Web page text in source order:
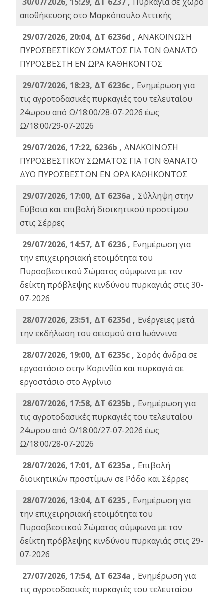
αποθήκευσης στο Μαρκόπουλο Αττικής
29/07/2026, 20:04, ΔΤ 6236d , ΑΝΑΚΟΙΝΩΣΗ
ΠΥΡΟΣΒΕΣΤΙΚΟΥ ΣΩΜΑΤΟΣ ΓΙΑ ΤΟΝ ΘΑΝΑΤΟ
ΠΥΡΟΣΒΕΣΤΗ ΕΝ ΩΡΑ ΚΑΘΗΚΟΝΤΟΣ
29/07/2026, 18:23, ΔΤ 6236c , Ενημέρωση για
τις αγροτοδασικές πυρκαγιές του τελευταίου
24ωρου από Ω/18:00/28-07-2026 έως
Ω/18:00/29-07-2026
29/07/2026, 17:22, 6236b , ΑΝΑΚΟΙΝΩΣΗ
ΠΥΡΟΣΒΕΣΤΙΚΟΥ ΣΩΜΑΤΟΣ ΓΙΑ ΤΟΝ ΘΑΝΑΤΟ
ΔΥΟ ΠΥΡΟΣΒΕΣΤΩΝ ΕΝ ΩΡΑ ΚΑΘΗΚΟΝΤΟΣ
29/07/2026, 17:00, ΔΤ 6236a , Σύλληψη στην
Εύβοια και επιβολή διοικητικού προστίμου
στις Σέρρες
29/07/2026, 14:57, ΔΤ 6236 , Ενημέρωση για
την επιχειρησιακή ετοιμότητα του
Πυροσβεστικού Σώματος σύμφωνα με τον
δείκτη πρόβλεψης κινδύνου πυρκαγιάς στις 30-
07-2026
28/07/2026, 23:51, ΔΤ 6235d , Ενέργειες μετά
την εκδήλωση του σεισμού στα Ιωάννινα
28/07/2026, 19:00, ΔΤ 6235c , Σορός άνδρα σε
εργοστάσιο στην Κορινθία και πυρκαγιά σε
εργοστάσιο στο Αγρίνιο
28/07/2026, 17:58, ΔΤ 6235b , Ενημέρωση για
τις αγροτοδασικές πυρκαγιές του τελευταίου
24ωρου από Ω/18:00/27-07-2026 έως
Ω/18:00/28-07-2026
28/07/2026, 17:01, ΔΤ 6235a , Eπιβολή
διοικητικών προστίμων σε Ρόδο και Σέρρες
28/07/2026, 13:04, ΔΤ 6235 , Ενημέρωση για
την επιχειρησιακή ετοιμότητα του
Πυροσβεστικού Σώματος σύμφωνα με τον
δείκτη πρόβλεψης κινδύνου πυρκαγιάς στις 29-
07-2026
27/07/2026, 17:54, ΔΤ 6234a , Ενημέρωση για
τις αγροτοδασικές πυρκαγιές του τελευταίου